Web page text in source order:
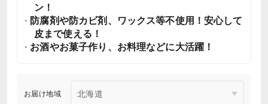
ン！
防腐剤や防カビ剤、ワックス等不使用！安心して
皮まで使える！
お酒やお菓子作り、お料理などに大活躍！
お届け地域